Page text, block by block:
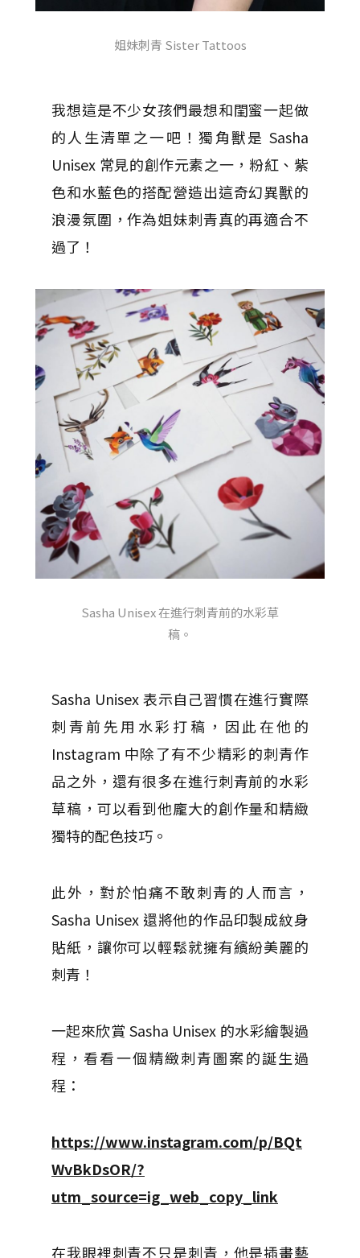
姐妹刺青 Sister Tattoos
我想這是不少女孩們最想和閨蜜一起做
的人生清單之一吧！獨角獸是 Sasha
Unisex 常見的創作元素之一，粉紅、紫
色和水藍色的搭配營造出這奇幻異獸的
浪漫氛圍，作為姐妹刺青真的再適合不
過了！
Sasha Unisex 在進行刺青前的水彩草
稿。
Sasha Unisex 表示自己習慣在進行實際
刺青前先用水彩打稿，因此在他的
Instagram 中除了有不少精彩的刺青作
品之外，還有很多在進行刺青前的水彩
草稿，可以看到他龐大的創作量和精緻
獨特的配色技巧。
此外，對於怕痛不敢刺青的人而言，
Sasha Unisex 還將他的作品印製成紋身
貼紙，讓你可以輕鬆就擁有繽紛美麗的
刺青！
一起來欣賞 Sasha Unisex 的水彩繪製過
程，看看一個精緻刺青圖案的誕生過
程：
https://www.instagram.com/p/BQt
WvBkDsOR/?
utm_source=ig_web_copy_link
在我眼裡刺青不只是刺青，他是插畫藝